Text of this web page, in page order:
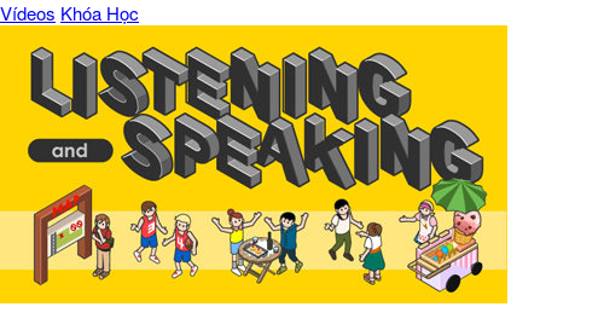
Vídeos Khóa Học